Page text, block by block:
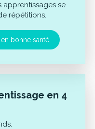
se
répétitions.
bonne santé
en 4